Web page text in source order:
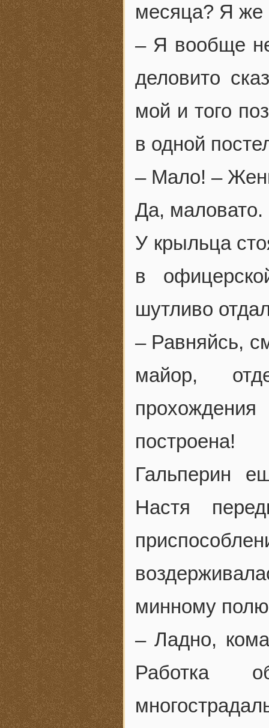
месяца? Я же
– Я вообще
деловито
мой и того
в одной
– Мало! –
Да,
У крыльца
в
шутливо
– Равняйсь,
майор,
построена!
Гальперин
Настя
минному
– Ладно,
Работка